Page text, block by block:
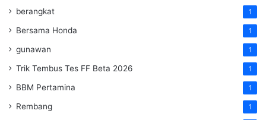
berangkat 1
Bersama Honda 1
gunawan 1
Trik Tembus Tes FF Beta 2026 1
BBM Pertamina 1
Rembang 1